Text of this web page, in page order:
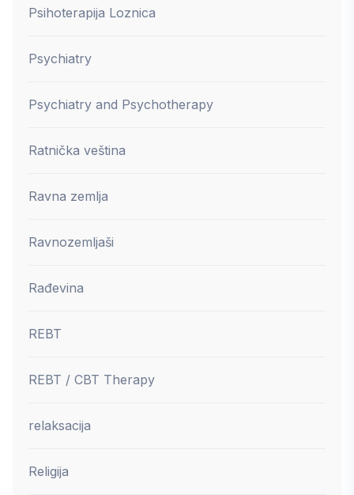
Psihoterapija Loznica
Psychiatry
Psychiatry and Psychotherapy
Ratnička veština
Ravna zemlja
Ravnozemljaši
Rađevina
REBT
REBT / CBT Therapy
relaksacija
Religija